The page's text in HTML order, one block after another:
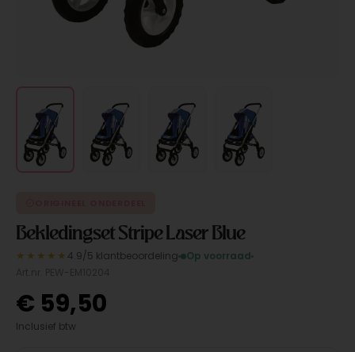
Bekledingset Stripe Laser Blue
★★★★★ 4.9/5 klantbeoordeling
Op voorraad
€ 59,50
Inclusief btw